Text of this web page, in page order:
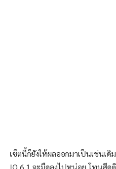
เซ็ตนี้ก็ยังให้ผลออกมาเป็นเช่นเดิ
IQ 6.1 จะมืดลงไปหน่อย โทนสีดู